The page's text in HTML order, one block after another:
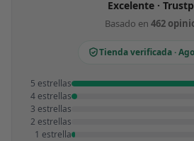
Excelente ·
Basado en 462
Tienda verificada ·
5 estrellas
4 estrellas
3 estrellas
2 estrellas
1 estrella